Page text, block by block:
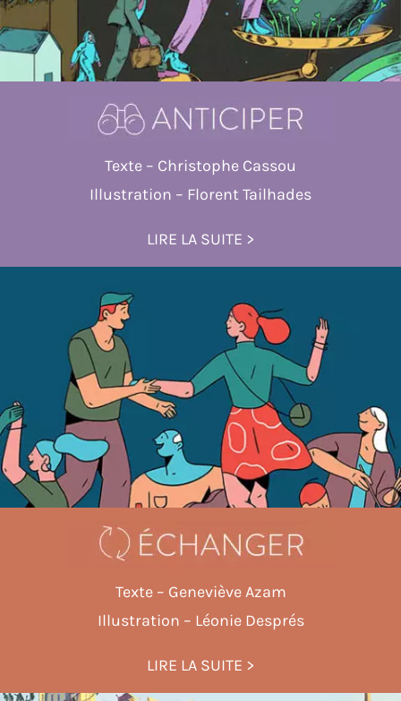
Texte – Christophe Cassou
Illustration – Florent Tailhades
LIRE LA SUITE >
Texte – Geneviève Azam
Illustration – Léonie Després
LIRE LA SUITE >